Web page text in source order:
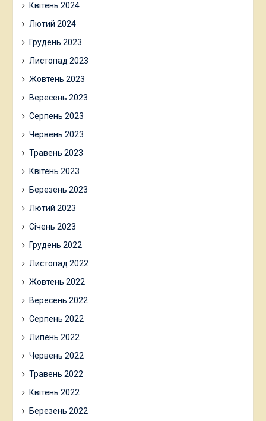
Квітень 2024
Лютий 2024
Грудень 2023
Листопад 2023
Жовтень 2023
Вересень 2023
Серпень 2023
Червень 2023
Травень 2023
Квітень 2023
Березень 2023
Лютий 2023
Січень 2023
Грудень 2022
Листопад 2022
Жовтень 2022
Вересень 2022
Серпень 2022
Липень 2022
Червень 2022
Травень 2022
Квітень 2022
Березень 2022